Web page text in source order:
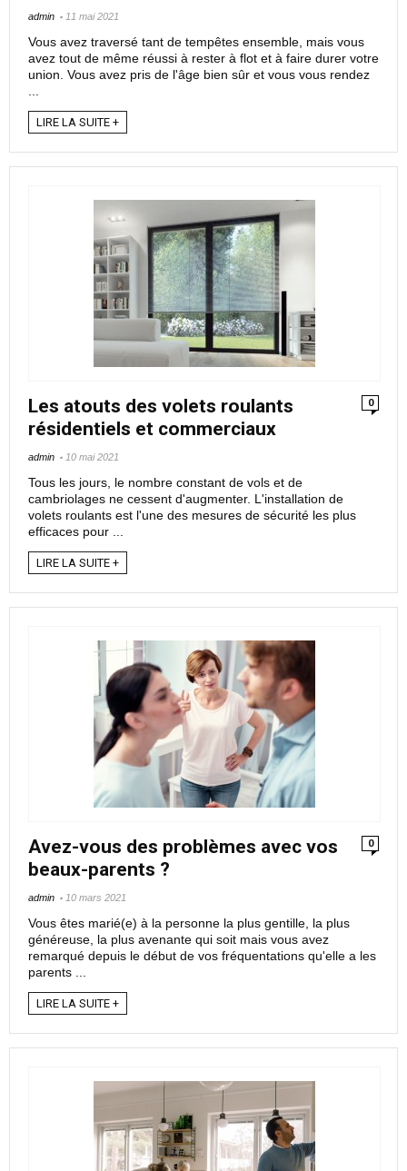
admin 11 mai 2021
Vous avez traversé tant de tempêtes ensemble, mais vous
avez tout de même réussi à rester à flot et à faire durer votre
union. Vous avez pris de l'âge bien sûr et vous vous rendez
LIRE LA SUITE +
Les atouts des volets roulants
résidentiels et commerciaux
0
admin 10 mai 2021
Tous les jours, le nombre constant de vols et de
cambriolages ne cessent d'augmenter. L'installation de
volets roulants est l'une des mesures de sécurité les plus
efficaces pour ...
LIRE LA SUITE +
Avez-vous des problèmes avec vos
beaux-parents ?
0
admin 10 mars 2021
Vous êtes marié(e) à la personne la plus gentille, la plus
généreuse, la plus avenante qui soit mais vous avez
remarqué depuis le début de vos fréquentations qu'elle a les
parents ...
LIRE LA SUITE +